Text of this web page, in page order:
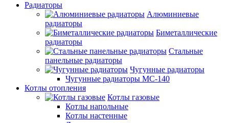
Радиаторы
Алюминиевые
радиаторы
Биметаллические
радиаторы
Стальные
панельные радиаторы
Чугунные радиаторы
Чугунные радиаторы МС-140
Котлы отопления
Котлы газовые
Котлы напольные
Котлы настенные